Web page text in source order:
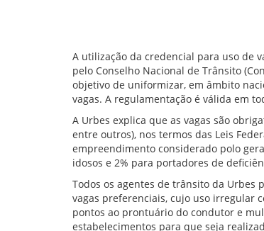
A utilização da credencial para uso de
pelo Conselho Nacional de Trânsito
objetivo de uniformizar, em âmbito
vagas. A regulamentação é válida em
A Urbes explica que as vagas são
entre outros), nos termos das Leis
empreendimento considerado polo
idosos e 2% para portadores de
Todos os agentes de trânsito da Urbes
vagas preferenciais, cujo uso irregular
pontos ao prontuário do condutor e
estabelecimentos para que seja